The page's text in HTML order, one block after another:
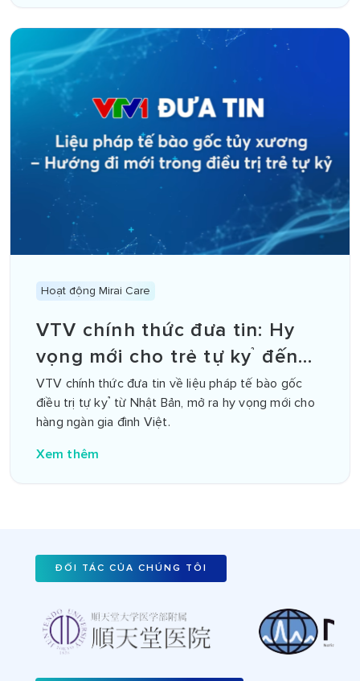
Hoạt động Mirai Care
VTV chính thức đưa tin: Hy
vọng mới cho trẻ tự kỷ đến
từ Nhật Bản
VTV chính thức đưa tin về liệu pháp tế bào gốc
điều trị tự kỷ từ Nhật Bản, mở ra hy vọng mới cho
hàng ngàn gia đình Việt.
Xem thêm
ĐỐI TÁC CỦA CHÚNG TÔI